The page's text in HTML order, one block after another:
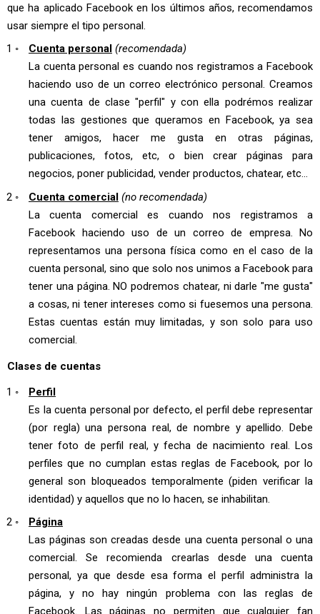
que ha aplicado Facebook en los últimos años, recomendamos
usar siempre el tipo personal.
Cuenta personal (recomendada)
La cuenta personal es cuando nos registramos a Facebook
haciendo uso de un correo electrónico personal. Creamos
una cuenta de clase "perfil" y con ella podrémos realizar
todas las gestiones que queramos en Facebook, ya sea
tener amigos, hacer me gusta en otras páginas,
publicaciones, fotos, etc, o bien crear páginas para
negocios, poner publicidad, vender productos, chatear, etc...
Cuenta comercial (no recomendada)
La cuenta comercial es cuando nos registramos a
Facebook haciendo uso de un correo de empresa. No
representamos una persona física como en el caso de la
cuenta personal, sino que solo nos unimos a Facebook para
tener una página. NO podremos chatear, ni darle "me gusta"
a cosas, ni tener intereses como si fuesemos una persona.
Estas cuentas están muy limitadas, y son solo para uso
comercial.
Clases de cuentas
Perfil
Es la cuenta personal por defecto, el perfil debe representar
(por regla) una persona real, de nombre y apellido. Debe
tener foto de perfil real, y fecha de nacimiento real. Los
perfiles que no cumplan estas reglas de Facebook, por lo
general son bloqueados temporalmente (piden verificar la
identidad) y aquellos que no lo hacen, se inhabilitan.
Página
Las páginas son creadas desde una cuenta personal o una
comercial. Se recomienda crearlas desde una cuenta
personal, ya que desde esa forma el perfil administra la
página, y no hay ningún problema con las reglas de
Facebook. Las páginas no permiten que cualquier fan